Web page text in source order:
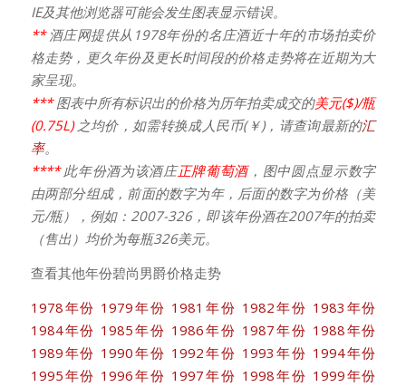
IE及其他浏览器可能会发生图表显示错误。
** 酒庄网提供从1978年份的名庄酒近十年的市场拍卖价
格走势，更久年份及更长时间段的价格走势将在近期为大
家呈现。
***图表中所有标识出的价格为历年拍卖成交的美元($)/瓶
(0.75L)之均价，如需转换成人民币(￥)，请查询最新的汇
率。
****此年份酒为该酒庄正牌葡萄酒，图中圆点显示数字
由两部分组成，前面的数字为年，后面的数字为价格（美
元/瓶），例如：2007-326，即该年份酒在2007年的拍卖
（售出）均价为每瓶326美元。
查看其他年份碧尚男爵价格走势
1978年份 1979年份 1981年份 1982年份 1983年份
1984年份 1985年份 1986年份 1987年份 1988年份
1989年份 1990年份 1992年份 1993年份 1994年份
1995年份 1996年份 1997年份 1998年份 1999年份